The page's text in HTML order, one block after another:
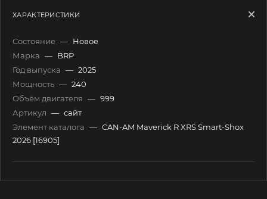
ХАРАКТЕРИСТИКИ
Состояние — Новое
Марка — BRP
Год выпуска — 2025
Мощность — 240
Объём двигателя — 999
Артикул — сайт
Элемент каталога — CAN-AM Maverick R XRS Smart-Shox
2026 [16905]